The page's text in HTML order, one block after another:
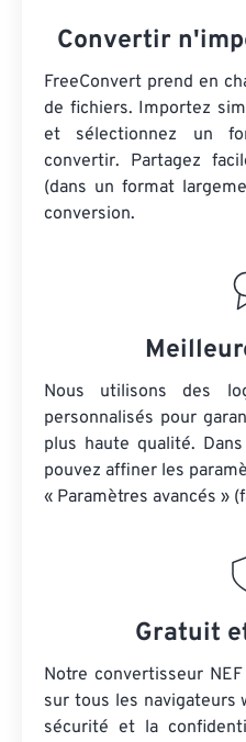
Convertir
FreeConvert prend en
de fichiers. Importez
et sélectionnez un
convertir. Partagez
(dans un format
conversion.
Nous utilisons des
personnalisés pour
plus haute qualité.
pouvez affiner les
« Paramètres avancés »
Gratuit
Notre convertisseur
sur tous les navigateurs
sécurité et la